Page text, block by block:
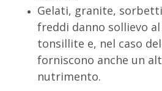
Gelati, granite,
freddi danno sollievo
tonsillite e, nel caso
forniscono anche un
nutrimento.